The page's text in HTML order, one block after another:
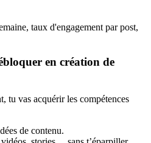
taux d'engagement par post,
en création de
tu vas acquérir les compétences
de contenu.